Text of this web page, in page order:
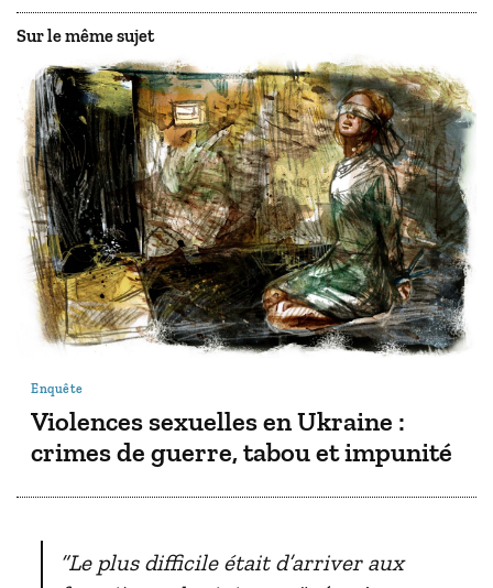
Sur le même sujet
Enquête
Violences sexuelles en Ukraine :
crimes de guerre, tabou et impunité
“Le plus difficile était d’arriver aux